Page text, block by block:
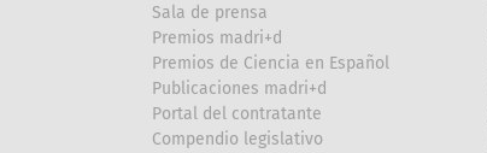
Sala de prensa
Premios madri+d
Premios de Ciencia en Español
Publicaciones madri+d
Portal del contratante
Compendio legislativo